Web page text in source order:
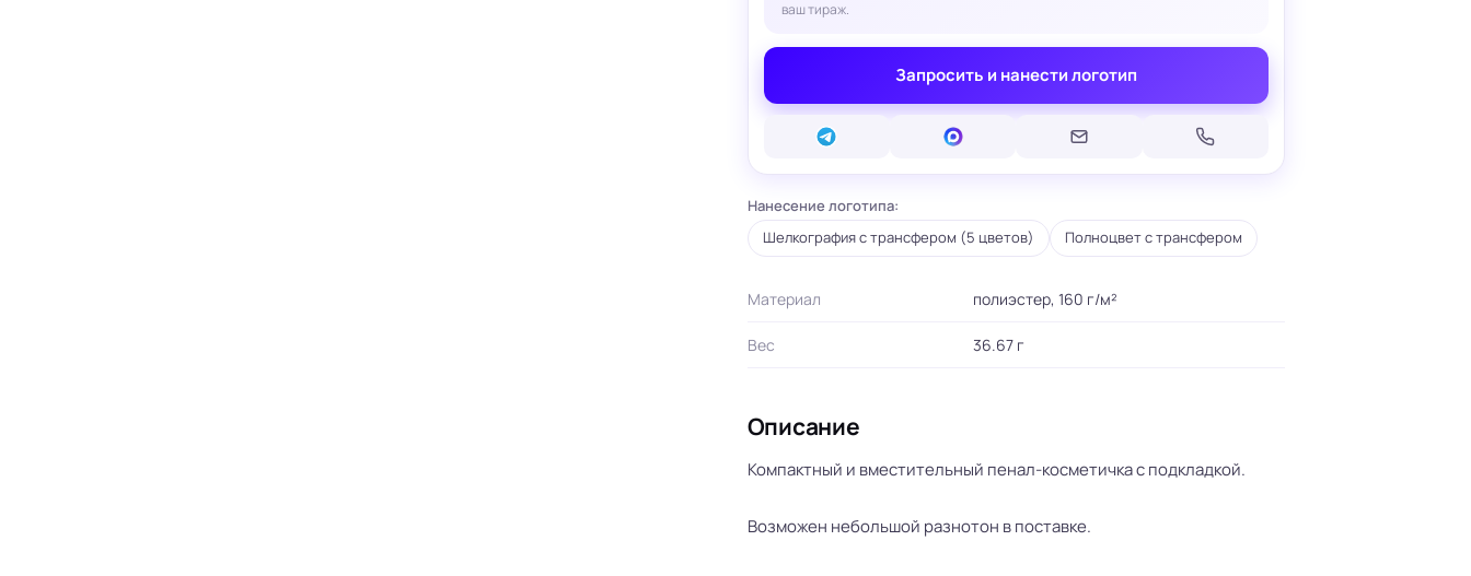
Бумажные пакеты
Готовые бумажные пакеты
Оберточная бумага с
Печать на фотобумаге
Печать на кепках
Печать на шопперах
Печать на футболках
Брендирование одежды
ваш тираж.
Запросить и нанести логотип
Нанесение логотипа:
Шелкография с трансфером (5 цветов) Полноцвет с трансфером
Материал полиэстер, 160 г/м²
Вес 36.67 г
Описание
Компактный и вместительный пенал-косметичка с подкладкой.
Возможен небольшой разнотон в поставке.